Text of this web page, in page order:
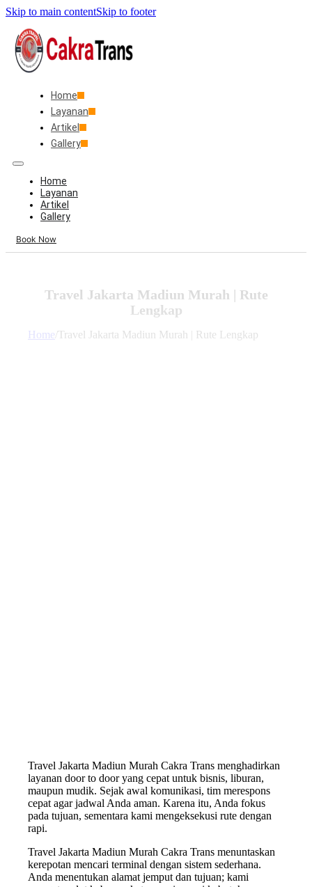
Skip to main contentSkip to footer
Home
Layanan
Artikel
Gallery
Home
Layanan
Artikel
Gallery
Book Now
Travel Jakarta Madiun Murah | Rute
Lengkap
Home Travel Jakarta Madiun Murah | Rute Lengkap
Travel Jakarta Madiun Murah Cakra Trans menghadirkan
layanan door to door yang cepat untuk bisnis, liburan,
maupun mudik. Sejak awal komunikasi, tim merespons
cepat agar jadwal Anda aman. Karena itu, Anda fokus
pada tujuan, sementara kami mengeksekusi rute dengan
rapi.
Travel Jakarta Madiun Murah Cakra Trans menuntaskan
kerepotan mencari terminal dengan sistem sederhana.
Anda menentukan alamat jemput dan tujuan; kami